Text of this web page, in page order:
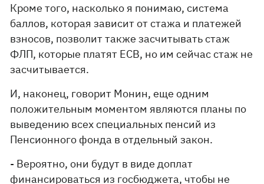
Кроме того, насколько я понимаю, система
баллов, которая зависит от стажа и платежей
взносов, позволит также засчитывать стаж
ФЛП, которые платят ЕСВ, но им сейчас стаж не
засчитывается.
И, наконец, говорит Монин, еще одним
положительным моментом являются планы по
выведению всех специальных пенсий из
Пенсионного фонда в отдельный закон.
- Вероятно, они будут в виде доплат
финансироваться из госбюджета, чтобы не